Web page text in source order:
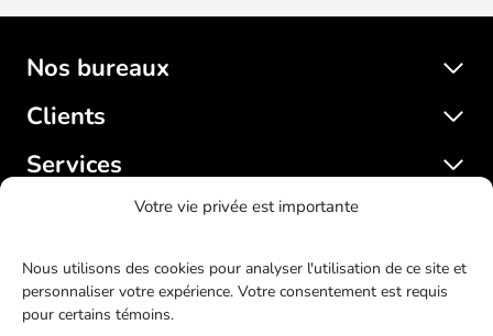
Votre vie privée est importante
Nous utilisons des cookies pour analyser l'utilisation de ce site et
personnaliser votre expérience. Votre consentement est requis
pour certains témoins.
Nos bureaux
Clients
Services
SatelliteWP
© 2017-2023 SatelliteWP. Tous droits réservés. Design web